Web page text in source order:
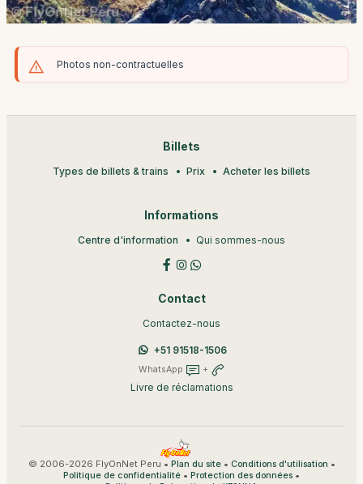
Photos non-contractuelles
Billets
Types de billets & trains Prix Acheter les billets
Informations
Centre d'information Qui sommes-nous
Contact
Contactez-nous
+51 91518-1506
WhatsApp +
Livre de réclamations
© 2006-2026 FlyOnNet Peru • Plan du site• Conditions d'utilisation •
Politique de confidentialité • Protection des données •